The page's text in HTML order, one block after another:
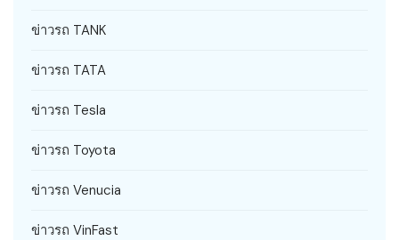
ข่าวรถ TANK
ข่าวรถ TATA
ข่าวรถ Tesla
ข่าวรถ Toyota
ข่าวรถ Venucia
ข่าวรถ VinFast